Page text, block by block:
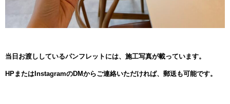
当日お渡ししているパンフレットには、施工写真が載っています。
HPまたはInstagramのDMからご連絡いただければ、郵送も可能です。